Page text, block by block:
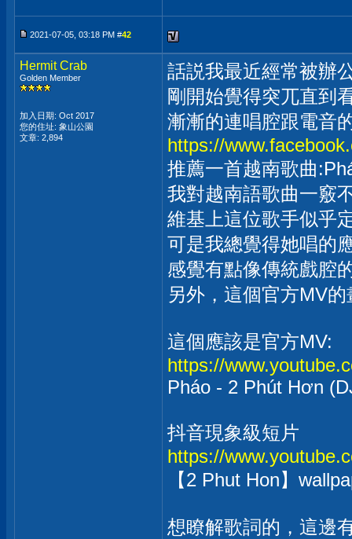
2021-07-05, 03:18 PM #42
Hermit Crab
Golden Member
加入日期: Oct 2017
您的住址: 象山公園
文章: 2,894
話説我最近經常被辦
剛開始覺得突兀直到
漸漸的連唱腔跟電音
https://
推薦一首越南歌曲
我對越南語歌曲一竅
維基上這位歌手似乎
可是我總覺得她唱的
感覺有點像傳統戲腔
另外，這個官方MV
這個應該是官方MV:
https://
Pháo - 2 Phút Hơn
抖音現象級短片
https://
【2 Phut Hon】
想瞭解歌詞的，這邊